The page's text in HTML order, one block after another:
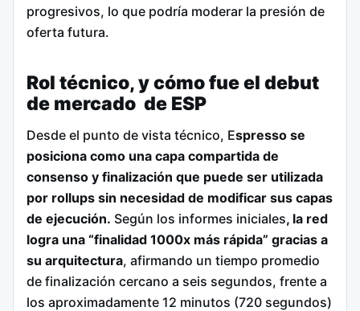
progresivos, lo que podría moderar la presión de
oferta futura.
Rol técnico, y cómo fue el debut
de mercado de ESP
Desde el punto de vista técnico, Espresso se
posiciona como una capa compartida de
consenso y finalización que puede ser utilizada
por rollups sin necesidad de modificar sus capas
de ejecución. Según los informes iniciales, la red
logra una “finalidad 1000x más rápida” gracias a
su arquitectura, afirmando un tiempo promedio
de finalización cercano a seis segundos, frente a
los aproximadamente 12 minutos (720 segundos)